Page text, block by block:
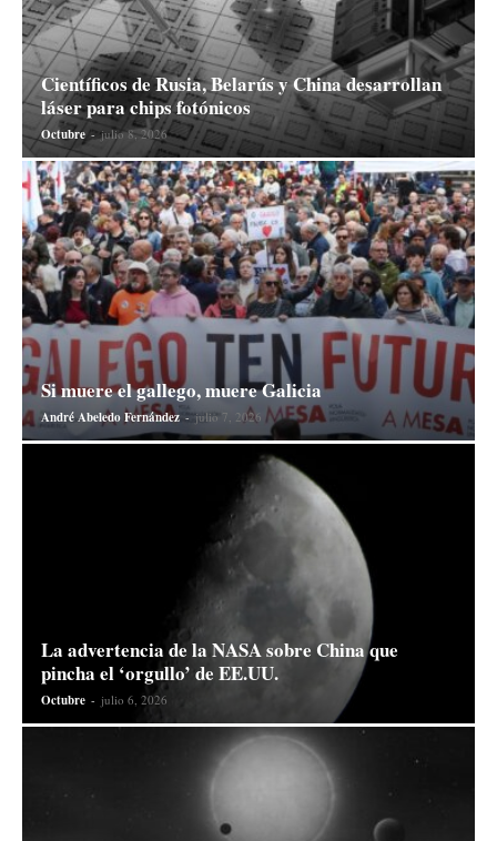
Científicos de Rusia, Belarús y China desarrollan
láser para chips fotónicos
Octubre - julio 8, 2026
Si muere el gallego, muere Galicia
André Abeledo Fernández - julio 7, 2026
La advertencia de la NASA sobre China que
pincha el ‘orgullo’ de EE.UU.
Octubre - julio 6, 2026